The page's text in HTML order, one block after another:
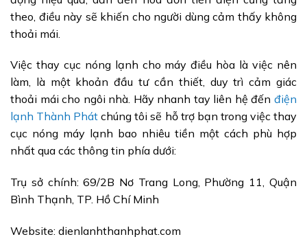
theo, điều này sẽ khiến cho người dùng cảm thấy không
thoải mái.
Việc thay cục nóng lạnh cho máy điều hòa là việc nên
làm, là một khoản đầu tư cần thiết, duy trì cảm giác
thoải mái cho ngôi nhà. Hãy nhanh tay liên hệ đến điện
lạnh Thành Phát chúng tôi sẽ hỗ trợ bạn trong việc thay
cục nóng máy lạnh bao nhiêu tiền một cách phù hợp
nhất qua các thông tin phía dưới:
Trụ sở chính: 69/2B Nơ Trang Long, Phường 11, Quận
Bình Thạnh, TP. Hồ Chí Minh
Website: dienlanhthanhphat.com